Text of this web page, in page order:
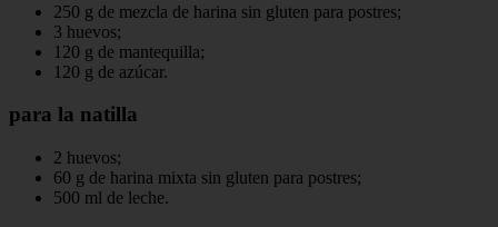
250 g de mezcla de harina sin gluten para postres;
3 huevos;
120 g de mantequilla;
120 g de azúcar.
para la natilla
2 huevos;
60 g de harina mixta sin gluten para postres;
500 ml de leche.